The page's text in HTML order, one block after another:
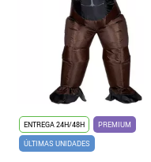
ENTREGA 24H/48H
PREMIUM
ÚLTIMAS UNIDADES